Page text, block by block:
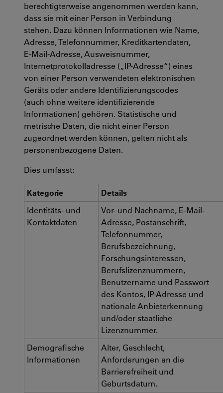
berechtigterweise angenommen werden kann,
dass sie mit einer Person in Verbindung
stehen. Dazu können Informationen wie Name,
Adresse, Telefonnummer, Kreditkartendaten,
E-Mail-Adresse, Ausweisnummer,
Internetprotokolladresse („IP-Adresse“) eines
von einer Person verwendeten elektronischen
Geräts oder andere Identifizierungscodes
(auch ohne weitere identifizierende
Informationen) gehören. Statistische und
metrische Daten, die nicht einer Person
zugeordnet werden können, gelten nicht als
personenbezogene Daten.
Dies umfasst:
Kategorie
Details
Identitäts- und
Kontaktdaten
Vor- und Nachname, E-Mail-
Adresse, Postanschrift,
Telefonnummer,
Berufsbezeichnung,
Forschungsinteressen,
Berufslizenznummern,
Benutzername und Passwort
des Kontos, IP-Adresse und
nationale Anbieterkennung
und/oder staatliche
Lizenznummer.
Demografische
Informationen
Alter, Geschlecht,
Anforderungen an die
Barrierefreiheit und
Geburtsdatum.